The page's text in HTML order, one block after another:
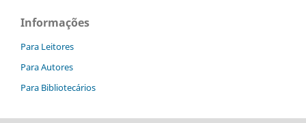
Informações
Para Leitores
Para Autores
Para Bibliotecários